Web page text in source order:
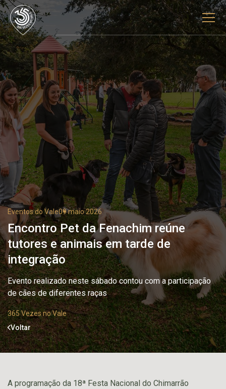
Eventos do Vale09 maio 2026
Encontro Pet da Fenachim reúne
tutores e animais em tarde de
integração
Evento realizado neste sábado contou com a participação
de cães de diferentes raças
365 Vezes no Vale
Voltar
A programação da 18ª Festa Nacional do Chimarrão